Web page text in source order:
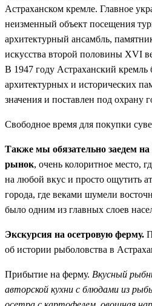
Астраханском кремле. Главное
неизменный объект посещения
архитектурный ансамбль,
искусства второй половины XVI
В 1947 году Астраханский кремль
архитектурных и исторических
значения и поставлен под охрану
Свободное время для покупки
Также мы обязательно заедем
рынок, очень колоритное место,
на любой вкус и просто ощутить
города, где веками шумели
было одним из главных слоев
Экскурсия на осетровую ферму.
об истории рыболовства в
Прибытие на ферму. Вкусный
авторской кухни с блюдами из